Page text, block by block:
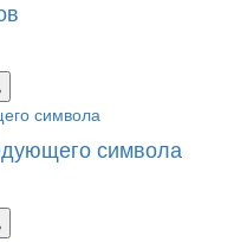
символа